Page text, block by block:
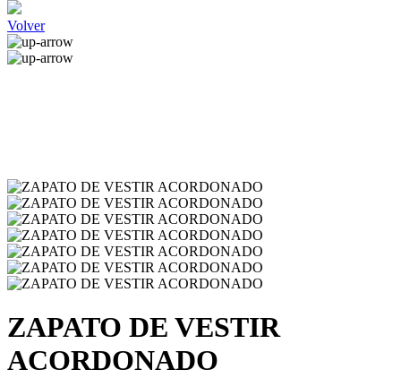
Volver
ZAPATO DE VESTIR
ACORDONADO